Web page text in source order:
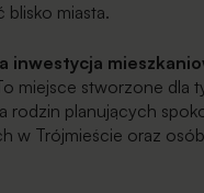
miasta.
inwestycja
miejsce stworzone dla
rodzin planujących
w Trójmieście oraz